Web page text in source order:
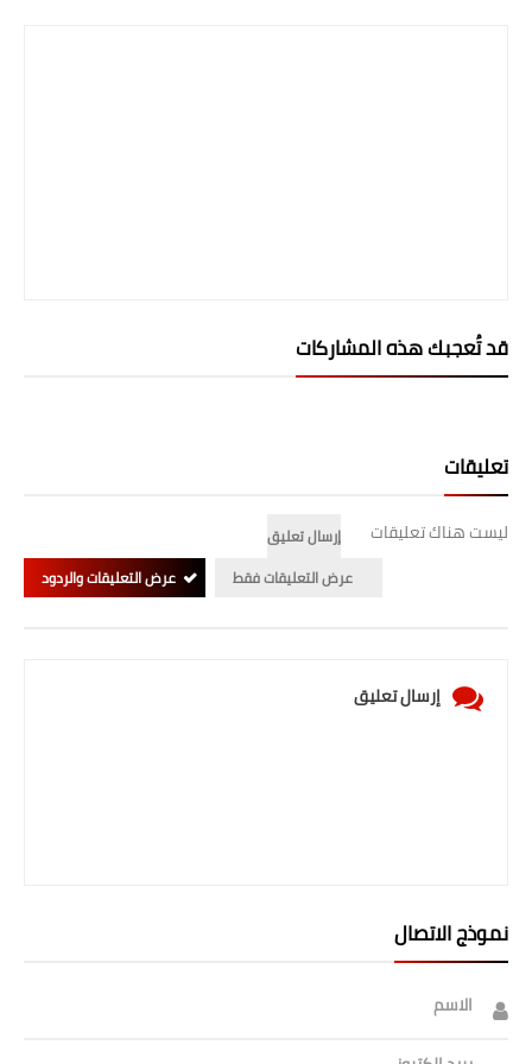
فن ومشاهير
قد تُعجبك هذه المشاركات
تعليقات
ليست هناك تعليقات
إرسال تعليق
عرض التعليقات فقط
عرض التعليقات والردود
إرسال تعليق
نموذج الاتصال
الاسم